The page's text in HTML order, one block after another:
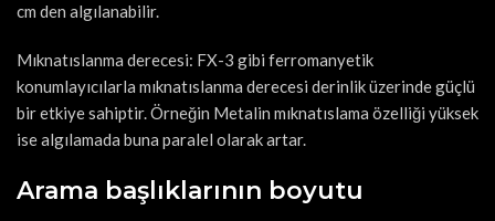
cm den algılanabilir.
Mıknatıslanma derecesi: FX-3 gibi ferromanyetik
konumlayıcılarla mıknatıslanma derecesi derinlik üzerinde güçlü
bir etkiye sahiptir. Örneğin Metalin mıknatıslama özelliği yüksek
ise algılamada buna paralel olarak artar.
Arama başlıklarının boyutu